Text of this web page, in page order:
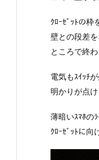
ｸﾛｰｾﾞｯﾄの枠
壁との段差
ところで終
電気もｽｲｯﾁ
明かりが点
薄暗いｽﾏﾎの
ｸﾛｰｾﾞｯﾄに向